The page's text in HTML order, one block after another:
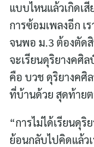
แบบไหนแล้วเกิดเ
การซ้อมเพลงอีก เ
จนพอ ม.3 ต้องตัด
จะเรียนดุริยางคศิ
คือ บวช ดุริยางคศิ
ที่บ้านด้วย สุดท้าย
“การไม่ได้เรียนดุ
ย้อนกลับไปคิดแล้วเ